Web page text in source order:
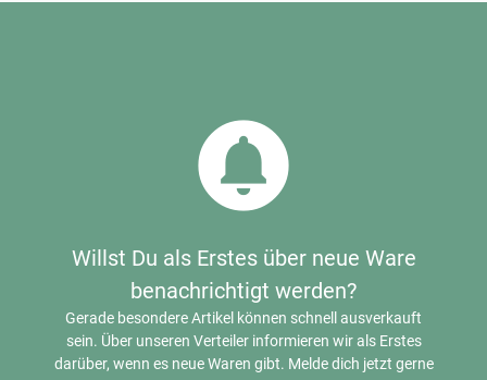
circle_notifications
Willst Du als Erstes über neue Ware
benachrichtigt werden?
Gerade besondere Artikel können schnell ausverkauft
sein. Über unseren Verteiler informieren wir als Erstes
darüber, wenn es neue Waren gibt. Melde dich jetzt gerne